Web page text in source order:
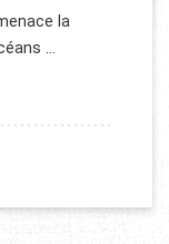
la
…
AILERONS DE